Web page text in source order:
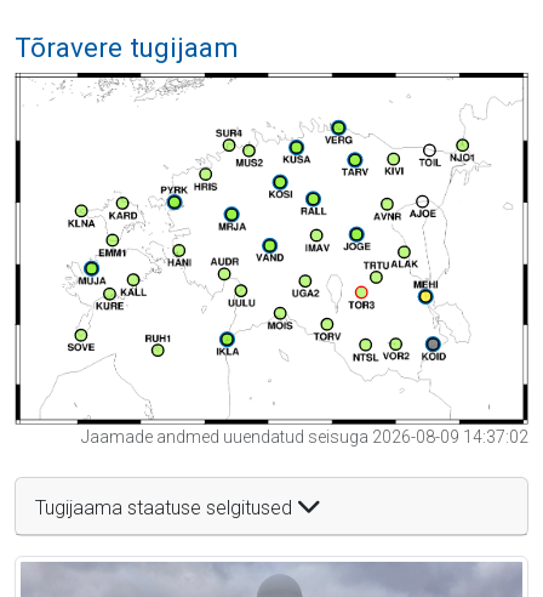
Tõravere tugijaam
Jaamade andmed uuendatud seisuga 2026-08-09 14:37:02
Tugijaama staatuse selgitused